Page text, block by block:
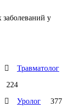
у

Травматолог
224

Уролог 377